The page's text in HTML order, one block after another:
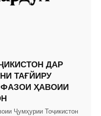
ДАР
ТАҒЙИРУ
ҲАВОИИ
Ҷумҳурии Тоҷикистон